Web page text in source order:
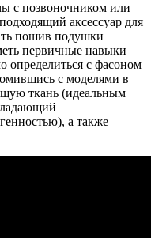
с позвоночником или
аксессуар для
пошив подушки
первичные навыки
определиться с фасоном
с моделями в
ткань (идеальным
а также